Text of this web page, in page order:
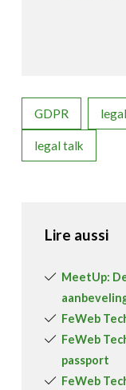
GDPR legal
legal talk
Lire aussi
MeetUp:
FeWeb
FeWeb
passport
FeWeb